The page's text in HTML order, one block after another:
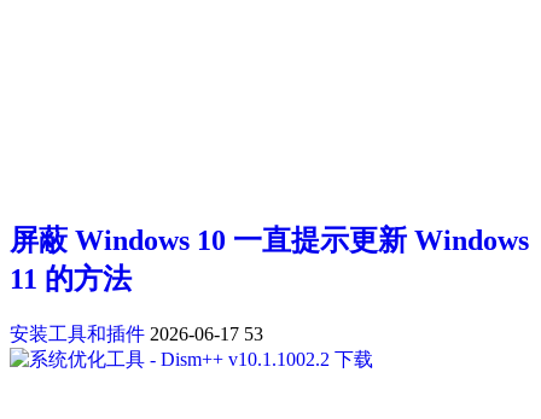
屏蔽 Windows 10 一直提示更新 Windows
11 的方法
安装工具和插件 2026-06-17 53